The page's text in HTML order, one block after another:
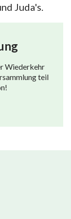
Juda's.
Wiederkehr
teil